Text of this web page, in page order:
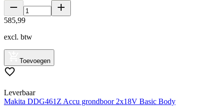
585,99
excl. btw
Toevoegen
Leverbaar
Makita DDG461Z Accu grondboor 2x18V Basic Body